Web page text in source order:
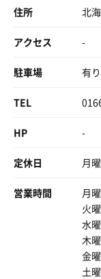
住所 北
アクセス -
駐車場 有
TEL
HP -
定休日 月
営業時間
月
火
水
木
金
土